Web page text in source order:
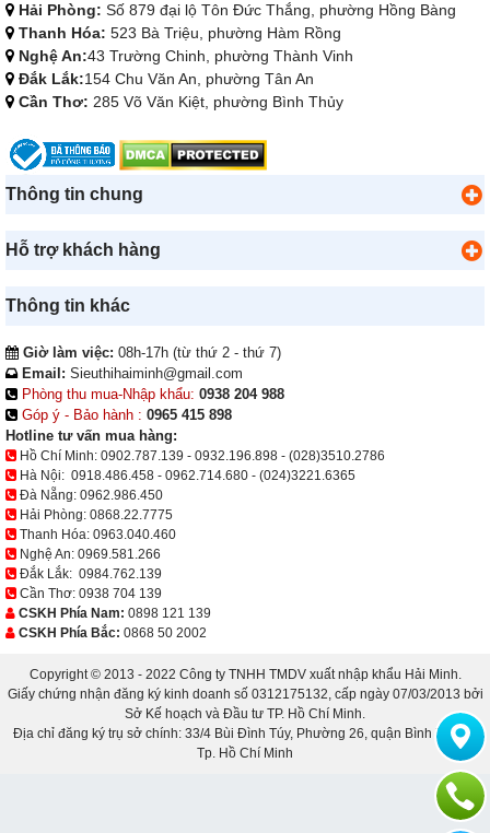
Hải Phòng: Số 879 đại lộ Tôn Đức Thắng, phường Hồng Bàng
Thanh Hóa: 523 Bà Triệu, phường Hàm Rồng
Nghệ An:43 Trường Chinh, phường Thành Vinh
Đắk Lắk:154 Chu Văn An, phường Tân An
Cần Thơ: 285 Võ Văn Kiệt, phường Bình Thủy
Thông tin chung
Hỗ trợ khách hàng
Thông tin khác
Giờ làm việc: 08h-17h (từ thứ 2 - thứ 7)
Email: Sieuthihaiminh@gmail.com
Phòng thu mua-Nhập khẩu: 0938 204 988
Góp ý - Bảo hành : 0965 415 898
Hotline tư vấn mua hàng:
Hồ Chí Minh: 0902.787.139 - 0932.196.898 - (028)3510.2786
Hà Nội: 0918.486.458 - 0962.714.680 - (024)3221.6365
Đà Nẵng: 0962.986.450
Hải Phòng: 0868.22.7775
Thanh Hóa: 0963.040.460
Nghệ An: 0969.581.266
Đắk Lắk: 0984.762.139
Cần Thơ: 0938 704 139
CSKH Phía Nam: 0898 121 139
CSKH Phía Bắc: 0868 50 2002
Copyright © 2013 - 2022 Công ty TNHH TMDV xuất nhập khẩu Hải Minh.
Giấy chứng nhận đăng ký kinh doanh số 0312175132, cấp ngày 07/03/2013 bởi
Sở Kế hoạch và Đầu tư TP. Hồ Chí Minh.
Địa chỉ đăng ký trụ sở chính: 33/4 Bùi Đình Túy, Phường 26, quận Bình Thạnh,
Tp. Hồ Chí Minh